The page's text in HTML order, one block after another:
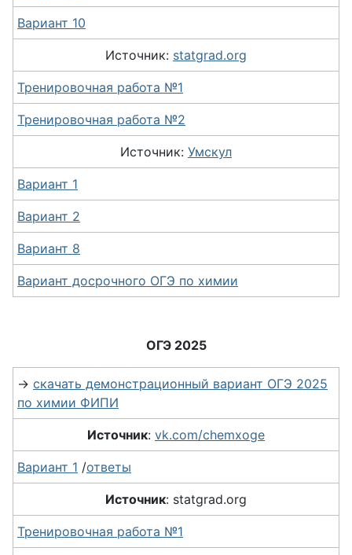
Вариант 10
Источник: statgrad.org
Тренировочная работа №1
Тренировочная работа №2
Источник: Умскул
Вариант 1
Вариант 2
Вариант 8
Вариант досрочного ОГЭ по химии
ОГЭ 2025
→ скачать демонстрационный вариант ОГЭ 2025
по химии ФИПИ
Источник: vk.com/chemxoge
Вариант 1 /ответы
Источник: statgrad.org
Тренировочная работа №1